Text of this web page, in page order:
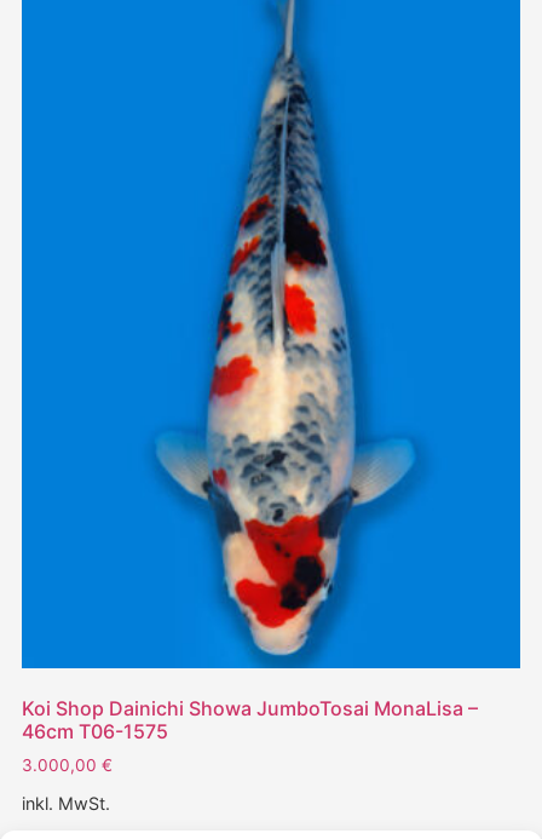
Koi Shop Dainichi Showa JumboTosai MonaLisa –
46cm T06-1575
3.000,00 €
inkl. MwSt.